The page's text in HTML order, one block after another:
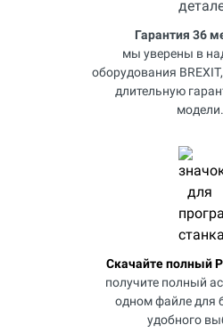
Гарантия 36
мы уверены в
оборудования
длительную
модели.
Скачайте полный
получите полный
одном файле для
удобного